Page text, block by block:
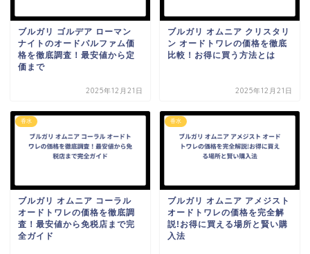
ブルガリ ゴルデア ローマン
ナイトのオードパルファム価
格を徹底調査！最安値から定
価まで
2025年12月21日
ブルガリ オムニア クリスタリ
ン オードトワレの価格を徹底
比較！お得に買う方法とは
2025年12月21日
香水
ブルガリ オムニア コーラル
オードトワレの価格を徹底調
査！最安値から免税店まで完
全ガイド
香水
ブルガリ オムニア アメジスト
オードトワレの価格を完全解
説!お得に買える場所と賢い購
入法